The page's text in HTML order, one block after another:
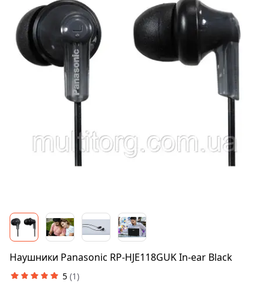
Наушники Panasonic RP-HJE118GUK In-ear Black
5 (1)